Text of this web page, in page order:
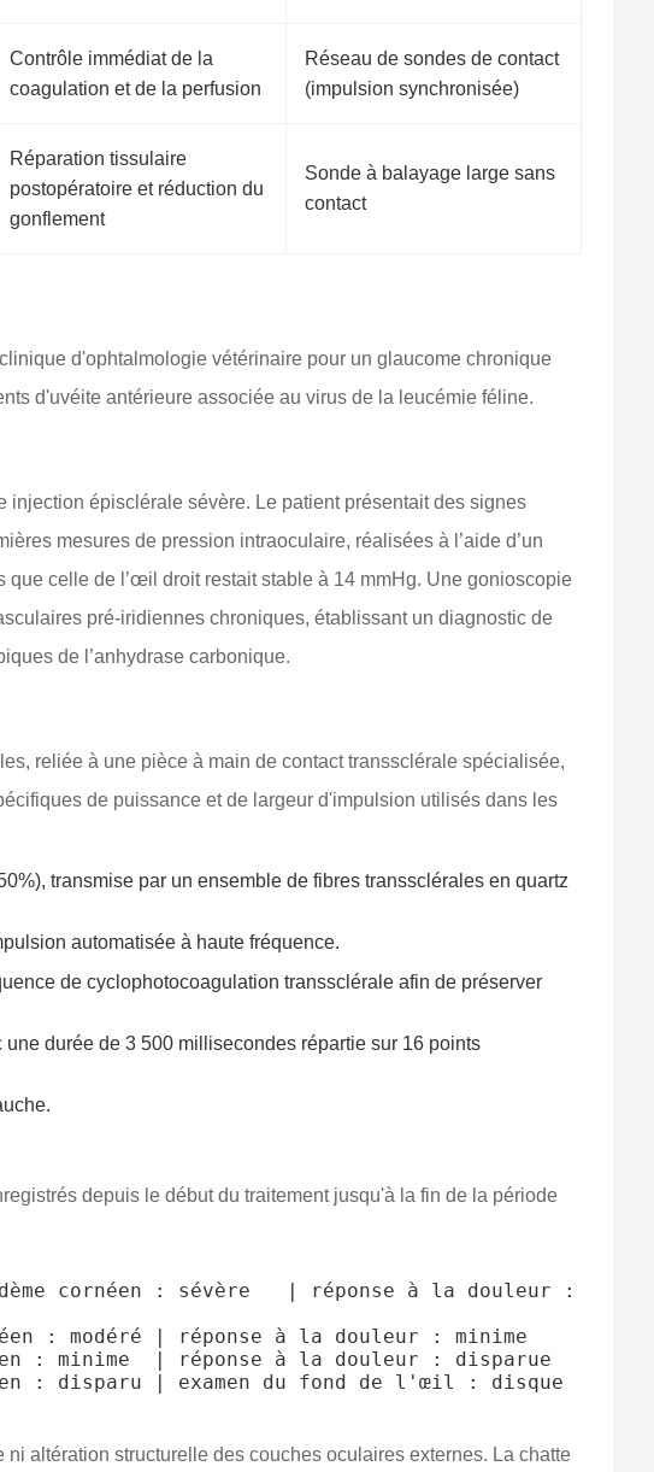
Contrôle immédiat de la
coagulation et de la perfusion
Réseau de sondes de contact
(impulsion synchronisée)
Réparation tissulaire
postopératoire et réduction du
gonflement
Sonde à balayage large sans
contact
d'ophtalmologie vétérinaire pour un glaucome chronique
d'uvéite antérieure associée au virus de la leucémie féline.
épisclérale sévère. Le patient présentait des signes
mesures de pression intraoculaire, réalisées à l’aide d’un
celle de l’œil droit restait stable à 14 mmHg. Une gonioscopie
pré-iridiennes chroniques, établissant un diagnostic de
de l’anhydrase carbonique.
reliée à une pièce à main de contact transsclérale spécialisée,
de puissance et de largeur d'impulsion utilisés dans les
transmise par un ensemble de fibres transsclérales en quartz
automatisée à haute fréquence.
de cyclophotocoagulation transsclérale afin de préserver
durée de 3 500 millisecondes répartie sur 16 points
depuis le début du traitement jusqu'à la fin de la période
cornéen : sévère   | réponse à la douleur :
: modéré | réponse à la douleur : minime
: minime  | réponse à la douleur : disparue
: disparu | examen du fond de l'œil : disque
altération structurelle des couches oculaires externes. La chatte